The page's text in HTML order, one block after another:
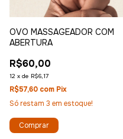
OVO MASSAGEADOR COM
ABERTURA
R$60,00
12 x de R$6,17
R$57,60 com Pix
Só restam 3 em estoque!